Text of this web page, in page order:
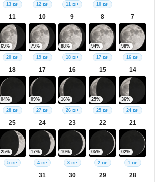
יום 10 יום 11 יום 12 יום 13
7
98%
יום 16
8
94%
יום 17
9
88%
יום 18
10
79%
יום 19
11
69%
יום 20
14
36%
יום 24
15
25%
יום 25
16
16%
יום 26
17
09%
יום 27
18
04%
יום 28
21
02%
יום 1
22
05%
יום 2
23
10%
יום 3
24
17%
יום 4
25
25%
יום 5
28
29
30
31